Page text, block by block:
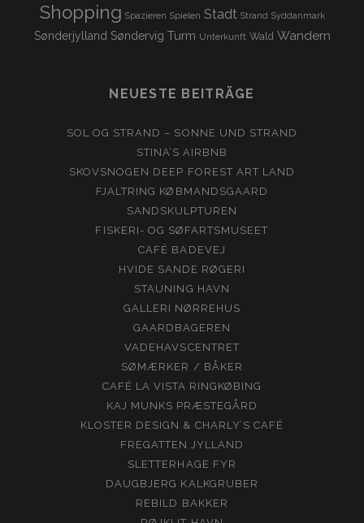
Shopping Spazieren Spielen Stadt Strand Syddanmark
Sønderjylland Søndervig Turm Unterkunft Wald Wandern
NEUESTE BEITRÄGE
SOL OG STRAND – SONNE UND STRAND
STINA’S AIRBNB
SKOVSNOGEN DEEP FOREST ART LAND
FJALTRING KØBMANDSGAARD
SANDSKULPTUREN
FISKERI- OG SØFARTSMUSEET
CAFÉ BADEVEJ
HVIDE SANDE RØGERI
STAUNING HAVN
GALLERI NØRREHUS
GAARDBAGEREN
VADEHAVSCENTRET
SØMÆRKER / BÅKER
CAFÉ LA VISTA RINGKØBING
KAJ MUNKS PRÆSTEGÅRD
KLOSTER DESIGN & CHARLY’S CAFÉ
FREGATTEN JYLLAND
SLETTERHAGE FYR
DAUGBJERG KALKGRUBER
REBILD BAKKER